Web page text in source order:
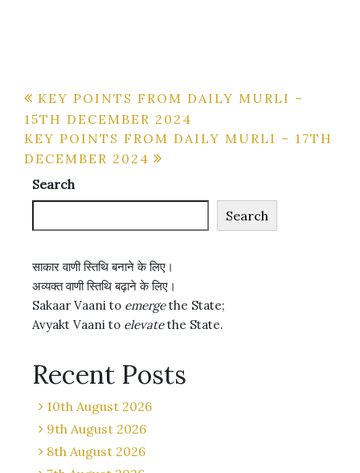
Post
navigation
KEY POINTS FROM DAILY MURLI –
15TH DECEMBER 2024
KEY POINTS FROM DAILY MURLI – 17TH
DECEMBER 2024
Search
Search
साकार वाणी स्तिथि बनाने के लिए।
अव्यक्त वाणी स्तिथि बढ़ाने के लिए।
Sakaar Vaani to emergethe State;
Avyakt Vaani to elevatethe State.
Recent Posts
10th August 2026
9th August 2026
8th August 2026